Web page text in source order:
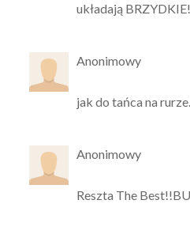
układają BRZYDKIE!
Anonimowy
jak do tańca na rurze.
Anonimowy
Reszta The